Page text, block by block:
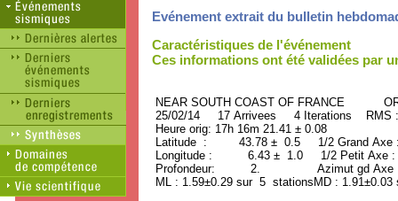
Evénement extrait du bulletin
Caractéristiques de l'événement
Ces informations ont été validées par
NEAR SOUTH COAST OF FRANCE
25/02/14 17 Arrivees 4 Iterations RMS
Heure orig: 17h 16m 21.41 ± 0.08
Latitude : 43.78 ± 0.5 1/2 Grand
Longitude : 6.43 ± 1.0 1/2 Petit Axe
Profondeur: 2. Azimut gd Axe :
ML : 1.59±0.29 sur 5 stationsMD :